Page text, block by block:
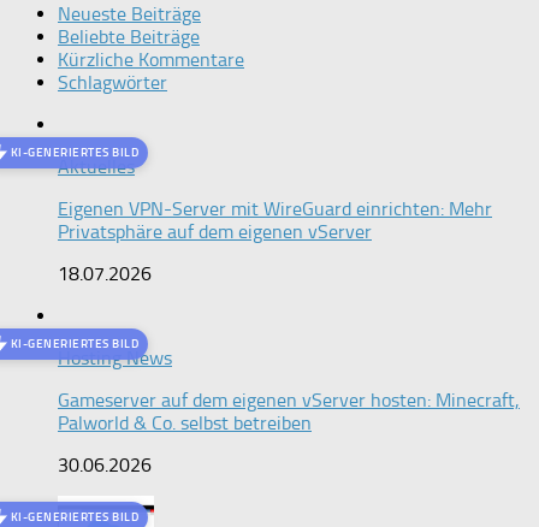
Neueste Beiträge
Beliebte Beiträge
Kürzliche Kommentare
Schlagwörter
KI-GENERIERTES BILD
Aktuelles
Eigenen VPN-Server mit WireGuard einrichten: Mehr
Privatsphäre auf dem eigenen vServer
18.07.2026
KI-GENERIERTES BILD
Hosting News
Gameserver auf dem eigenen vServer hosten: Minecraft,
Palworld & Co. selbst betreiben
30.06.2026
KI-GENERIERTES BILD